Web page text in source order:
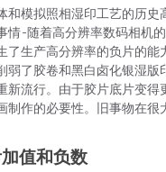
和模拟照相湿印工艺的历
情-随着高分辨率数码相机
了生产高分辨率的负片的
弱了胶卷和黑白卤化银湿
新流行。由于胶片底片变
作的必要性。旧事物在很
值和负数